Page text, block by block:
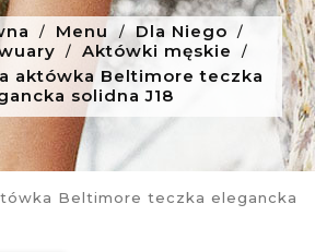
Menu
Dla Niego
Aktówki męskie
aktówka Beltimore teczka
solidna J18